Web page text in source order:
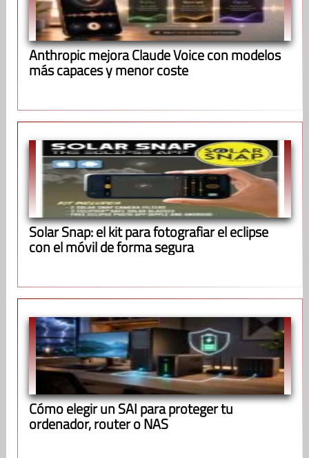
Anthropic mejora Claude Voice con modelos
más capaces y menor coste
Solar Snap: el kit para fotografiar el eclipse
con el móvil de forma segura
Cómo elegir un SAI para proteger tu
ordenador, router o NAS